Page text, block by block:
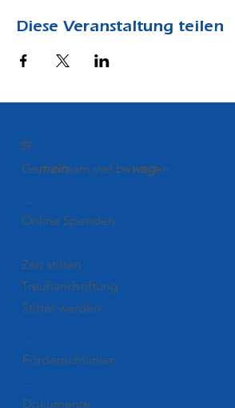
Diese Veranstaltung teilen
STIFTUNG
CELLE
Gemeinsam viel bewegen
Spenden
Online Spenden
Stiften
Zeit stiften
Treuhandstiftung
Stifter werden
Förderung
Förderrichtlinien
Downloads
Dokumente